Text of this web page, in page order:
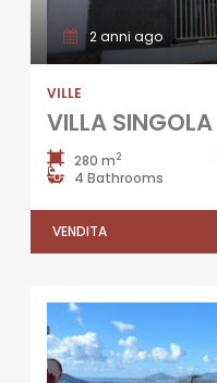
2 anni ago
VILLE
280 m2
4 Bathrooms
VENDITA